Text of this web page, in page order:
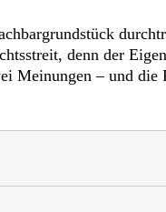
denn der
Meinungen – und